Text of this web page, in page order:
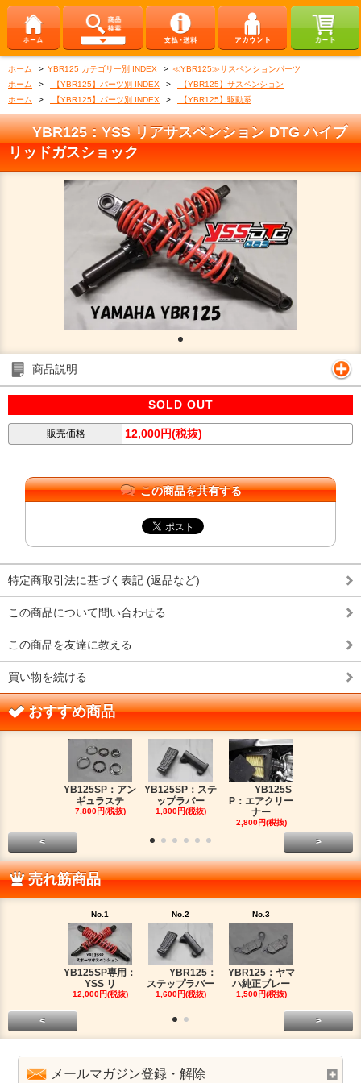
ホーム > YBR125 カテゴリー別 INDEX > ≪YBR125≫サスペンションパーツ
ホーム
> 【YBR125】パーツ別 INDEX >
【YBR125】サスペンション
ホーム
> 【YBR125】パーツ別 INDEX > 【YBR125】駆動系
YBR125：YSS リアサスペンション DTG ハイブ
リッドガスショック
商品説明
SOLD OUT
販売価格 12,000円(税抜)
この商品を共有する
特定商取引法に基づく表記 (返品など)
この商品について問い合わせる
この商品を友達に教える
買い物を続ける
おすすめ商品
YB125SP：アン
ギュラステ
7,800円(税抜)
YB125SP：ステ
ップラバー
1,800円(税抜)
YB125S
P：エアクリー
ナー
2,800円(税抜)
< >
売れ筋商品
No.1
YB125SP専用：
YSS リ
12,000円(税抜)
No.2
YBR125：
ステップラバー
1,600円(税抜)
No.3
YBR125：ヤマ
ハ純正ブレー
1,500円(税抜)
< >
メールマガジン登録・解除